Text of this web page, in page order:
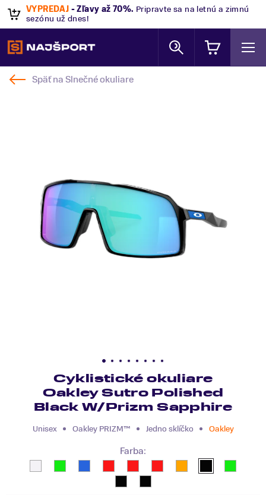
VÝPREDAJ - Zľavy až 70%. Pripravte sa na letnú a zimnú
sezónu už dnes!
Späť naSlnečné okuliare
Cyklistické okuliare
Oakley Sutro Polished
Black W/Prizm Sapphire
Unisex Oakley PRIZM™ Jedno sklíčko Oakley
Farba: